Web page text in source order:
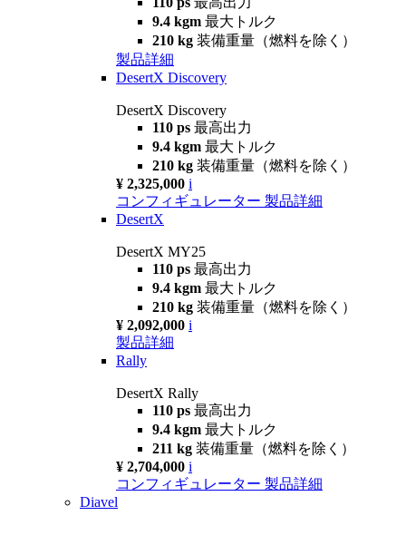
9.4 kgm 最大トルク
210 kg 装備重量（燃料を除く）
製品詳細
DesertX Discovery
DesertX Discovery
110 ps 最高出力
9.4 kgm 最大トルク
210 kg 装備重量（燃料を除く）
¥ 2,325,000 i
コンフィギュレーター 製品詳細
DesertX
DesertX MY25
110 ps 最高出力
9.4 kgm 最大トルク
210 kg 装備重量（燃料を除く）
¥ 2,092,000 i
製品詳細
Rally
DesertX Rally
110 ps 最高出力
9.4 kgm 最大トルク
211 kg 装備重量（燃料を除く）
¥ 2,704,000 i
コンフィギュレーター 製品詳細
Diavel